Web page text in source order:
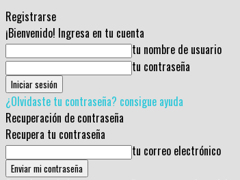
Registrarse
¡Bienvenido! Ingresa en tu cuenta
tu nombre de usuario
tu contraseña
¿Olvidaste tu contraseña? consigue ayuda
Recuperación de contraseña
Recupera tu contraseña
tu correo electrónico